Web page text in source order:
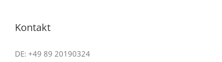
Kontakt
DE: +49 89 20190324